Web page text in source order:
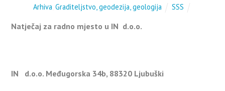
Arhiva Graditeljstvo, geodezija, geologija SSS
Natječaj za radno mjesto u IN d.o.o.
IN d.o.o. Međugorska 34b, 88320 Ljubuški